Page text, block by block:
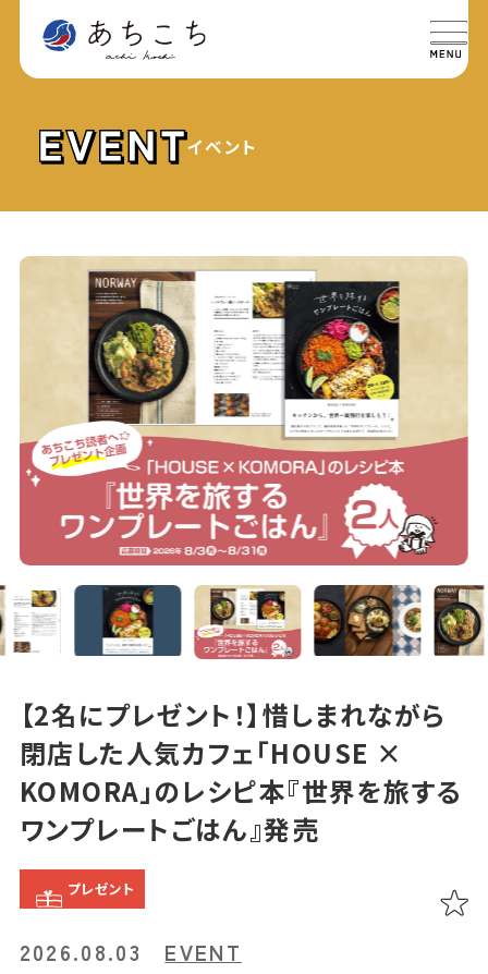
特集 SPECIAL
イベント EVENT
おでかけ TRIP
ライフ LIFE
あちこち編集コラム
お気に入り LINEともだち登録
おすすめタグ
＃イベントレポート＃エスニック料理＃カフェ＃カレー＃コーヒー
＃スイーツ ＃テイクアウト＃パスタ ＃パン＃ホテル・旅館
＃モーニング＃ランチ＃写真映え＃温泉＃甘酢＃磁器
＃花見スポット
＃鹿児島の魚
＃鹿児島県産和牛・黒豚・地鶏
イベント
【2名にプレゼント！】惜しまれながら
閉店した人気カフェ「HOUSE ×
KOMORA」のレシピ本『世界を旅する
ワンプレートごはん』発売
2026.08.03 EVENT
プレゼント